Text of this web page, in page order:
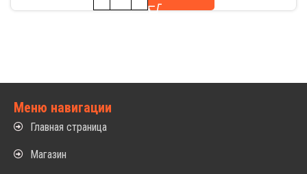
Меню навигации
Главная страница
Магазин